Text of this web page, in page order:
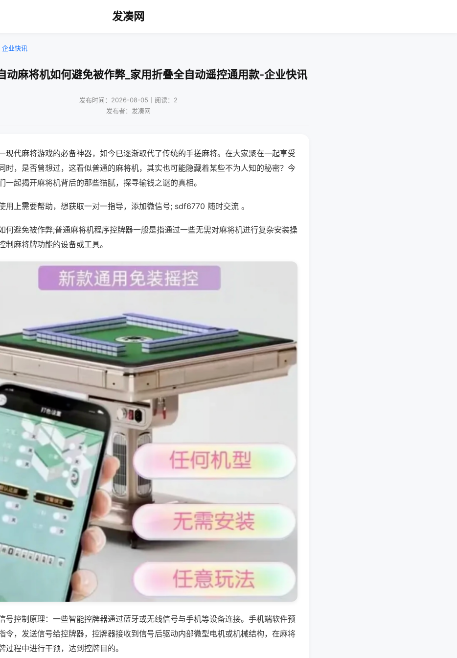
发凑网
企业快讯
动麻将机如何避免被作弊_家用折叠全自动遥控通用款-企业快讯
发布时间：2026-08-05｜阅读：2
发布者：发凑网
现代麻将游戏的必备神器，如今已逐渐取代了传统的手搓麻将。在大家聚在一起享受
时，是否曾想过，这看似普通的麻将机，其实也可能隐藏着某些不为人知的秘密？今
一起揭开麻将机背后的那些猫腻，探寻输钱之谜的真相。
用上需要帮助，想获取一对一指导，添加微信号; sdf6770 随时交流 。
何避免被作弊;普通麻将机程序控牌器一般是指通过一些无需对麻将机进行复杂安装操
制麻将牌功能的设备或工具。
号控制原理：一些智能控牌器通过蓝牙或无线信号与手机等设备连接。手机端软件预
令，发送信号给控牌器，控牌器接收到信号后驱动内部微型电机或机械结构，在麻将
过程中进行干预，达到控牌目的。